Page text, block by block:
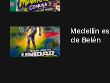
Medellín
de Belén